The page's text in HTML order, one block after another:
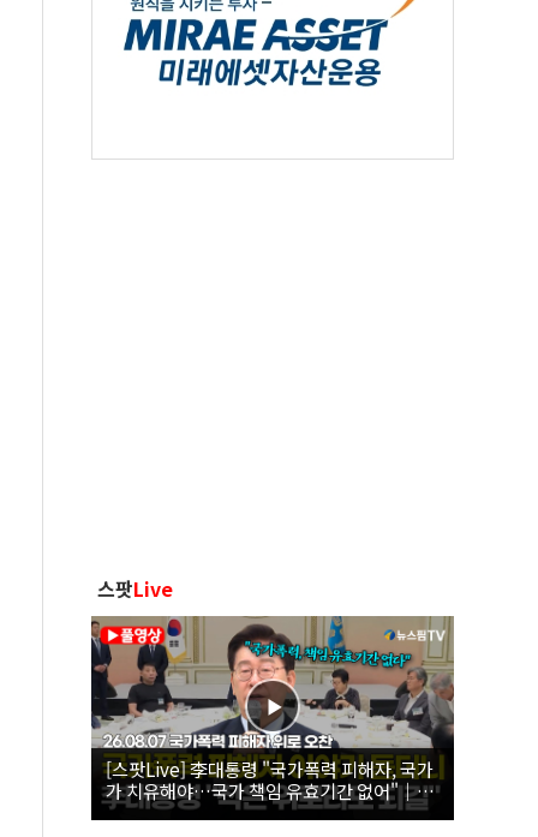
스팟Live
[스팟Live] 李대통령 "국가폭력 피해자, 국가
가 치유해야…국가 책임 유효기간 없어"｜
26.08.07 국가폭력 피해자 위로 오찬